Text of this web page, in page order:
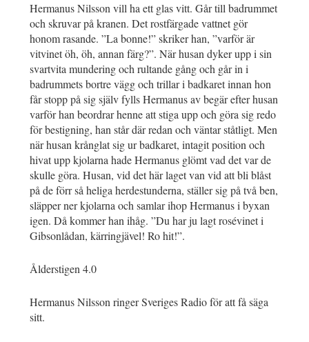
Hermanus Nilsson vill ha ett glas vitt. Går till badrummet
och skruvar på kranen. Det rostfärgade vattnet gör
honom rasande. ”La bonne!” skriker han, ”varför är
vitvinet öh, öh, annan färg?”. När husan dyker upp i sin
svartvita mundering och rultande gång och går in i
badrummets bortre vägg och trillar i badkaret innan hon
får stopp på sig själv fylls Hermanus av begär efter husan
varför han beordrar henne att stiga upp och göra sig redo
för bestigning, han står där redan och väntar ståtligt. Men
när husan krånglat sig ur badkaret, intagit position och
hivat upp kjolarna hade Hermanus glömt vad det var de
skulle göra. Husan, vid det här laget van vid att bli blåst
på de förr så heliga herdestunderna, ställer sig på två ben,
släpper ner kjolarna och samlar ihop Hermanus i byxan
igen. Då kommer han ihåg. ”Du har ju lagt rosévinet i
Gibsonlådan, kärringjävel! Ro hit!”.
Ålderstigen 4.0
Hermanus Nilsson ringer Sveriges Radio för att få säga
sitt.